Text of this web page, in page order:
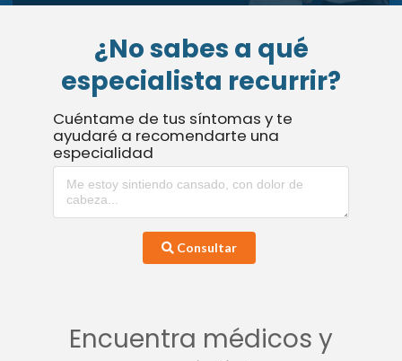
¿No sabes a qué
especialista recurrir?
Cuéntame de tus síntomas y te
ayudaré a recomendarte una
especialidad
Consultar
Encuentra médicos y